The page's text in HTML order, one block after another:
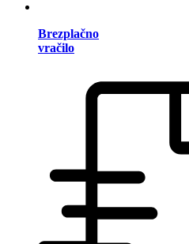
Brezplačno
vračilo